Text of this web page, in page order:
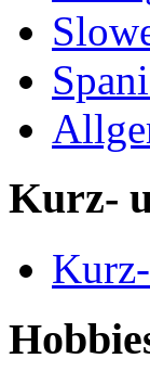
Kurz-